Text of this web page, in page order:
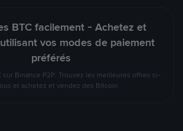
BTC facilement - Achetez et
vos modes de paiement
préférés
sur Binance P2P. Trouvez les meilleures offres ci-
et achetez et vendez des Bitcoin